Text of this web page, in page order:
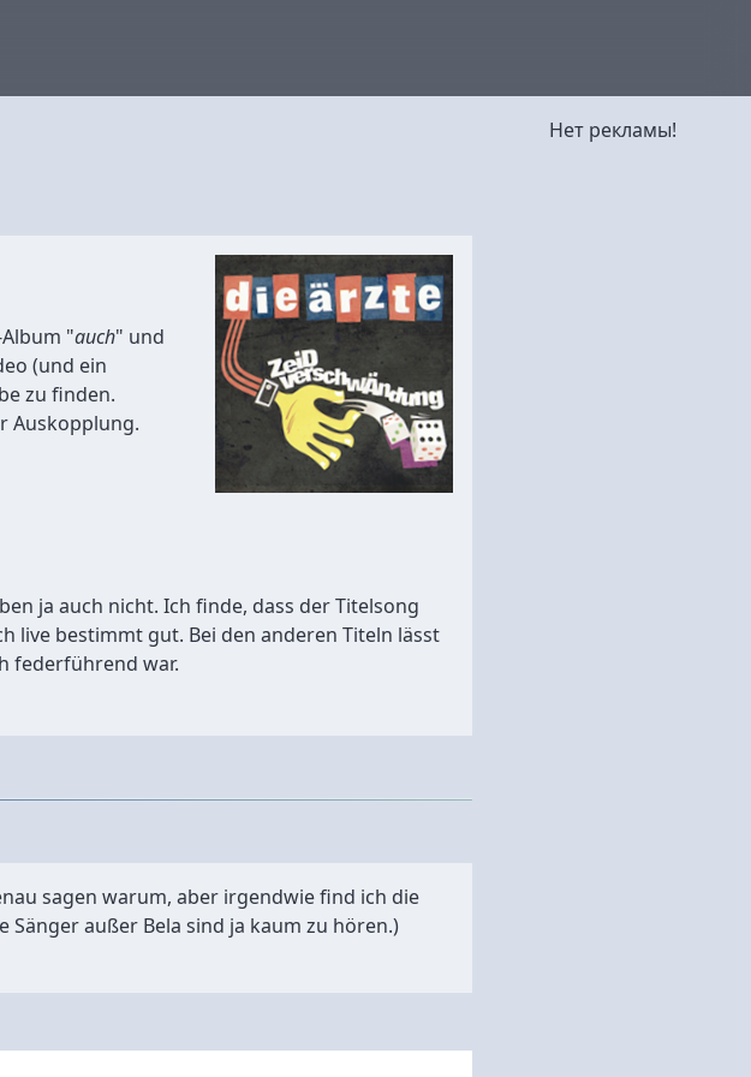
"auch" und
(und ein
zu finden.
Auskopplung.
ja auch nicht. Ich finde, dass der Titelsong
live bestimmt gut. Bei den anderen Titeln lässt
federführend war.
sagen warum, aber irgendwie find ich die
außer Bela sind ja kaum zu hören.)
Нет рекламы!